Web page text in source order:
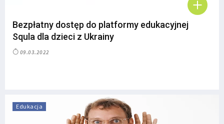
Bezpłatny dostęp do platformy edukacyjnej
Squla dla dzieci z Ukrainy
09.03.2022
Edukacja